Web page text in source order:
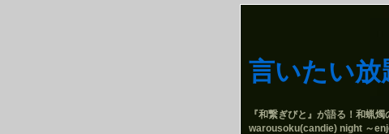
言いたい放
『和繋ぎびと』が語る！和蝋
warousoku(candie) night ～